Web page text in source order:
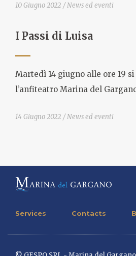
10 Giugno 2022 News ed eventi
I Passi di Luisa
Martedì 14 giugno alle ore 19
l’anfiteatro Marina del
14 Giugno 2022 News ed eventi
Services Contacts